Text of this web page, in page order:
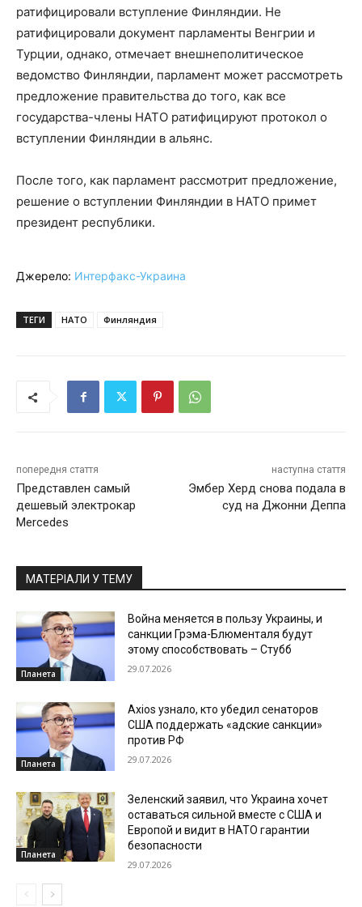
ратифицировали вступление Финляндии. Не
ратифицировали документ парламенты Венгрии и
Турции, однако, отмечает внешнеполитическое
ведомство Финляндии, парламент может рассмотреть
предложение правительства до того, как все
государства-члены НАТО ратифицируют протокол о
вступлении Финляндии в альянс.
После того, как парламент рассмотрит предложение,
решение о вступлении Финляндии в НАТО примет
президент республики.
Джерело: Интерфакс-Украина
ТЕГИ НАТО Финляндия
попередня стаття
Представлен самый
дешевый электрокар
Mercedes
наступна стаття
Эмбер Херд снова подала в
суд на Джонни Деппа
МАТЕРІАЛИ У ТЕМУ
Планета
Война меняется в пользу Украины, и
санкции Грэма-Блюменталя будут
этому способствовать – Стубб
29.07.2026
Планета
Axios узнало, кто убедил сенаторов
США поддержать «адские санкции»
против РФ
29.07.2026
Планета
Зеленский заявил, что Украина хочет
оставаться сильной вместе с США и
Европой и видит в НАТО гарантии
безопасности
29.07.2026